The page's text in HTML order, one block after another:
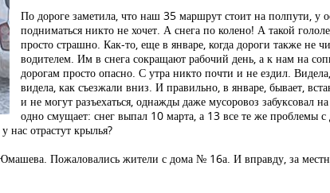
По дороге заметила, что наш 35 маршрут стоит на полпути, у
подниматься никто не хочет. А снега по колено! А такой
просто страшно. Как-то, еще в январе, когда дороги также не
водителем. Им в снега сокращают рабочий день, а к нам на
дорогам просто опасно. С утра никто почти и не ездил.
видела, как съезжали вниз. И правильно, в январе, бывает,
и не могут разъехаться, однажды даже мусоровоз забуксовал
одно смущает: снег выпал 10 марта, а 13 все те же проблемы
отрастут крылья?
Пожаловались жители с дома № 16а. И вправду, за